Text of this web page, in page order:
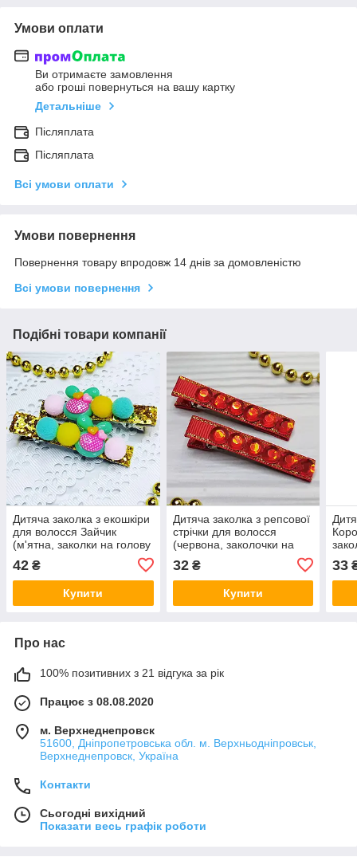
Умови оплати
Ви отримаєте замовлення
або гроші повернуться на вашу картку
Детальніше
Післяплата
Післяплата
Всі умови оплати
Умови повернення
Повернення товару впродовж 14 днів за домовленістю
Всі умови повернення
Подібні товари компанії
Дитяча заколка з екошкіри
для волосся Зайчик
(м'ятна, заколки на голову
ручної роботи, прикраси
для зачісок)
42 ₴
Купити
Дитяча заколка з репсової
стрічки для волосся
(червона, заколочки на
ручної роботи)
32₴
Купити
33
Про нас
100% позитивних з 21 відгука за рік
Працює з 08.08.2020
м. Верхнеднепровск
51600, Дніпропетровська обл. м. Верхньодніпровськ,
Верхнеднепровск, Україна
Контакти
Сьогодні вихідний
Показати весь графік роботи